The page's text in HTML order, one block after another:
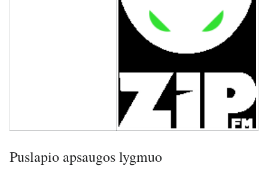
Puslapio apsaugos lygmuo